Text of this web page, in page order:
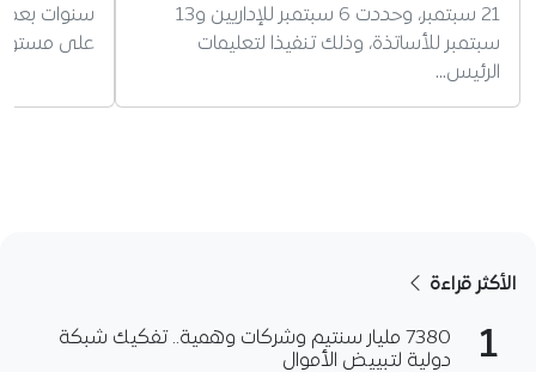
21 سبتمبر، وحددت 6 سبتمبر للإداريين و13
سبتمبر للأساتذة، وذلك تنفيذا لتعليمات
الرئيس…
سنوات بعد
على مستوى
الأكثر قراءة
1
7380 مليار سنتيم وشركات وهمية.. تفكيك شبكة
دولية لتبييض الأموال